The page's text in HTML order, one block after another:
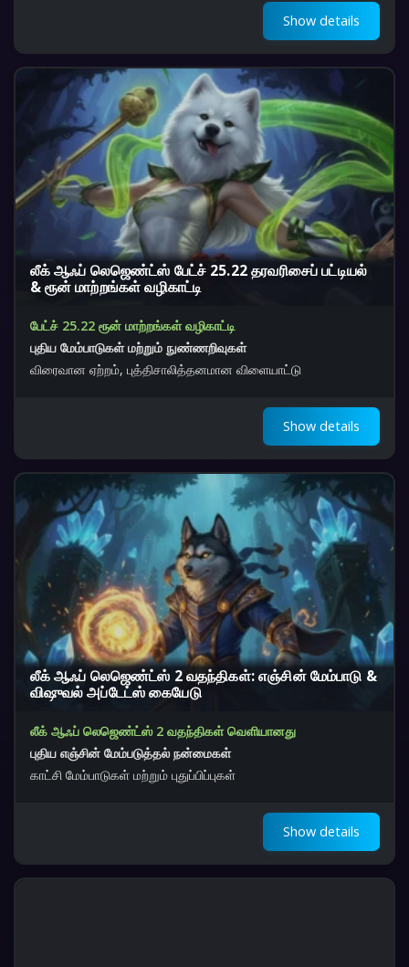
Show details
லீக் ஆஃப் லெஜெண்ட்ஸ் பேட்ச் 25.22 தரவரிசைப் பட்டியல்
& ரூன் மாற்றங்கள் வழிகாட்டி
பேட்ச் 25.22 ரூன் மாற்றங்கள் வழிகாட்டி
புதிய மேம்பாடுகள் மற்றும் நுண்ணறிவுகள்
விரைவான ஏற்றம், புத்திசாலித்தனமான விளையாட்டு
Show details
லீக் ஆஃப் லெஜெண்ட்ஸ் 2 வதந்திகள்: எஞ்சின் மேம்பாடு &
விஷுவல் அப்டேட்ஸ் கையேடு
லீக் ஆஃப் லெஜெண்ட்ஸ் 2 வதந்திகள் வெளியானது
புதிய எஞ்சின் மேம்படுத்தல் நன்மைகள்
காட்சி மேம்பாடுகள் மற்றும் புதுப்பிப்புகள்
Show details